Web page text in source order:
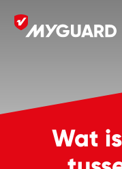
Wat